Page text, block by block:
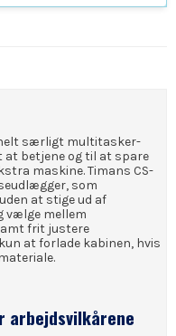
helt særligt multitasker-
at betjene og til at spare
maskine. Timans CS-
som
at stige ud af
vælge mellem
frit justere
at forlade kabinen, hvis
arbejdsvilkårene